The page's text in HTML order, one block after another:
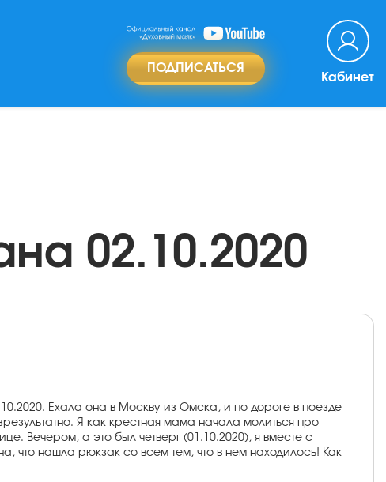
ПОДПИСАТЬСЯ
Кабинет
02.10.2020
Ехала она в Москву из Омска, и по дороге в поезде
Я как крестная мама начала молиться про
Вечером, а это был четверг (01.10.2020), я вместе с
что нашла рюкзак со всем тем, что в нем находилось! Как